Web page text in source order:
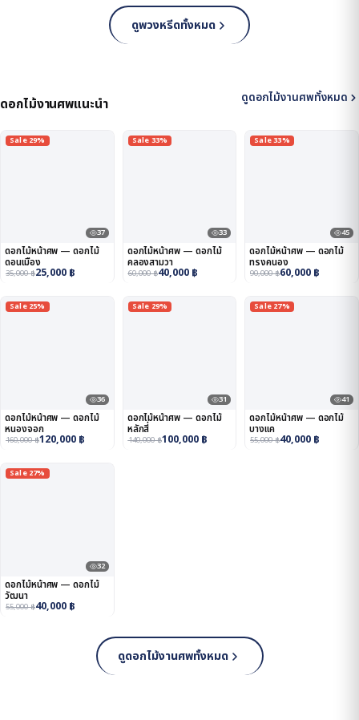
ดูพวงหรีดทั้งหมด
ดอกไม้งานศพแนะนำ ดูดอกไม้งานศพทั้งหมด
Sale 29%
37
ดอกไม้หน้าศพ — ดอกไม้
ดอนเมือง
35,000฿25,000 ฿
Sale 33%
33
ดอกไม้หน้าศพ — ดอกไม้
คลองสามวา
60,000฿40,000 ฿
Sale 33%
45
ดอกไม้หน้าศพ — ดอกไม้
ทรงคนอง
90,000฿60,000 ฿
Sale 25%
36
ดอกไม้หน้าศพ — ดอกไม้
หนองจอก
160,000฿120,000 ฿
Sale 29%
31
ดอกไม้หน้าศพ — ดอกไม้
หลักสี่
140,000฿100,000 ฿
Sale 27%
41
ดอกไม้หน้าศพ — ดอกไม้
บางแค
55,000฿40,000 ฿
Sale 27%
32
ดอกไม้หน้าศพ — ดอกไม้
วัฒนา
55,000฿40,000 ฿
ดูดอกไม้งานศพทั้งหมด